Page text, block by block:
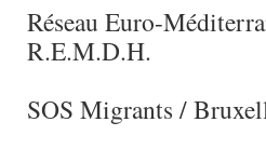
Réseau Euro-
R.E.M.D.H.
SOS Migrants /